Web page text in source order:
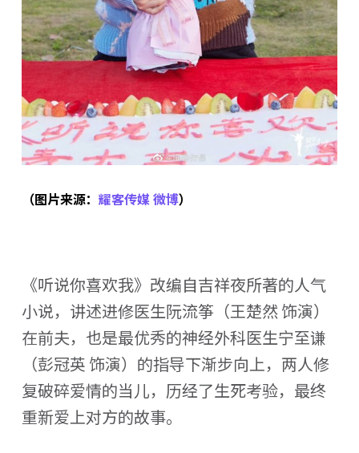
（图片来源： 耀客传媒 微博）
《听说你喜欢我》改编自吉祥夜所著的人气
小说，讲述进修医生阮流筝（王楚然 饰演）
在前夫，也是最优秀的神经外科医生宁至谦
（彭冠英 饰演）的指导下渐步向上，两人修
复破碎爱情的当儿，历经了生死考验，最终
重新爱上对方的故事。